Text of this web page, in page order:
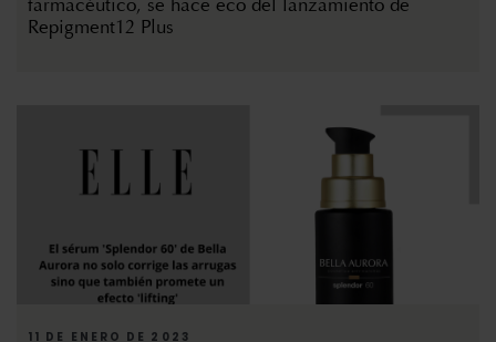
farmacéutico, se hace eco del lanzamiento de
Repigment12 Plus
11 DE ENERO DE 2023